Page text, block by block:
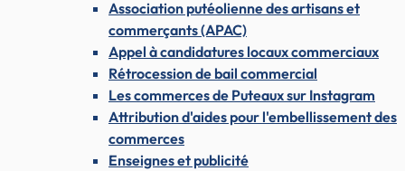
Association putéolienne des artisans et
commerçants (APAC)
Appel à candidatures locaux commerciaux
Rétrocession de bail commercial
Les commerces de Puteaux sur Instagram
Attribution d'aides pour l'embellissement des
commerces
Enseignes et publicité